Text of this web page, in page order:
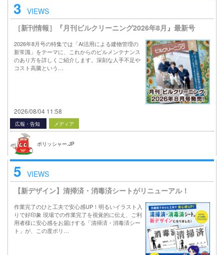
3 VIEWS
［新刊情報］『月刊ビルクリーニング2026年8月』最新号
2026年8月号の特集では「AI活用による建物管理の
新常識」をテーマに、これからのビルメンテナンス
のあり方を詳しくご紹介します。深刻な人手不足や
コスト高騰という…
2026/08/04 11:58
広報・告知 メディア
ポリッシャー.JP
5 VIEWS
【新デザイン】清掃済・消毒済シートがリニューアル！
作業完了のひと工夫で安心感UP！明るいイラスト入
りで好印象 現場での作業完了を視覚的に伝え、ご利
用者様に安心感をお届けする「清掃済・消毒済シー
ト」が、この度ポリ…